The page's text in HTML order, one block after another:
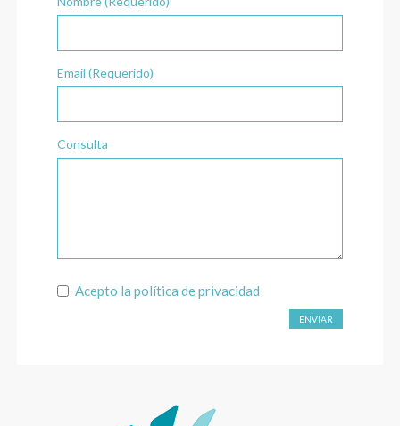
Email (Requerido)
Consulta
Acepto lapolítica de privacidad
ENVIAR